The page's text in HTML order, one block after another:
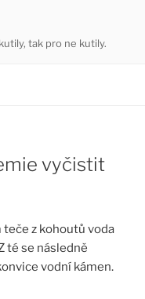
tak pro ne kutily.
vyčistit
z kohoutů voda
té se následně
vodní kámen.